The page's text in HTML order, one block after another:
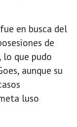
en busca del
de
lo que pudo
aunque su
luso